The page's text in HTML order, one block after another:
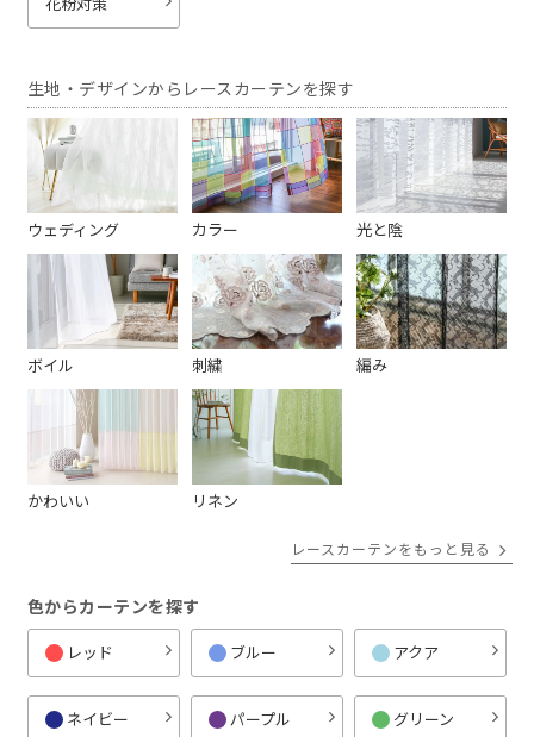
生地・デザインからレースカーテンを探す
ウェディング カラー 光と陰
ボイル 刺繍 編み
かわいい リネン
レースカーテンをもっと見る
色からカーテンを探す
レッド ブルー アクア
ネイビー パープル グリーン